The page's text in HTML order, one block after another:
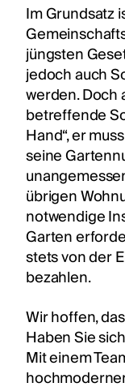
Im Grundsatz
jüngsten
jedoch auch
werden. Doch
betreffende
Hand“, er
seine
übrigen
notwendige
Garten
stets von der
bezahlen.
Wir hoffen,
Haben Sie
Mit einem